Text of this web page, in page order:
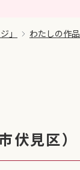
」 わたしの作品
見区）